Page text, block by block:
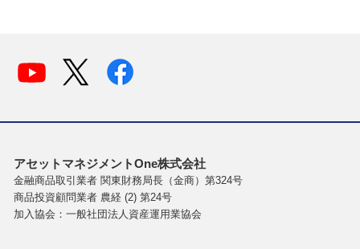
アセットマネジメントOne株式会社
金融商品取引業者 関東財務局長（金商）第324号
商品投資顧問業者 農経 (2) 第24号
加入協会：一般社団法人資産運用業協会